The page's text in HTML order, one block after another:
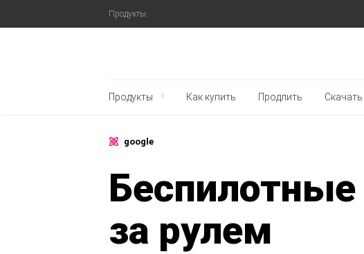
Продукты:
Продукты Как купить Продлить Скачать
google
за рулем